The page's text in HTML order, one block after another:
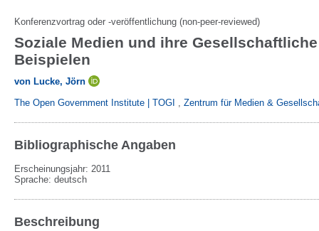
Konferenzvortrag oder -veröffentlichung (non-peer-reviewed)
Soziale Medien und ihre
Beispielen
von Lucke, Jörn
The Open Government Institute | TOGI , Zentrum für Medien &
Bibliographische Angaben
Erscheinungsjahr: 2011
Sprache: deutsch
Beschreibung